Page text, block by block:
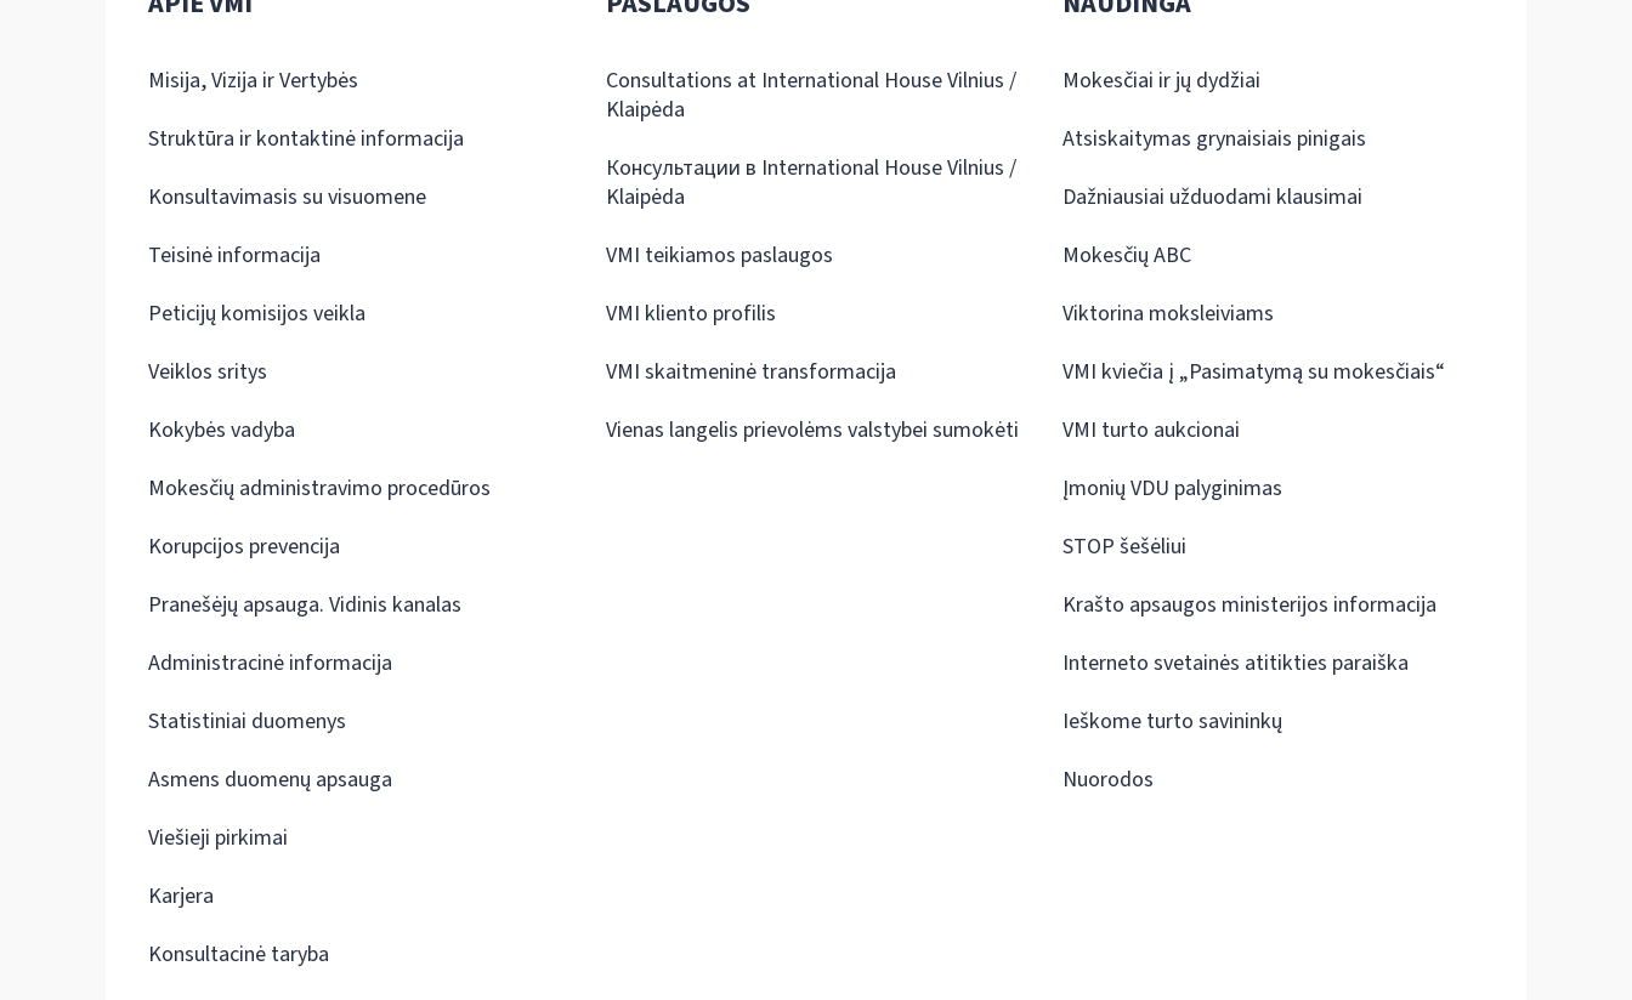
Misija, Vizija ir Vertybės
Struktūra ir kontaktinė informacija
Konsultavimasis su visuomene
Teisinė informacija
Peticijų komisijos veikla
Veiklos sritys
Kokybės vadyba
Mokesčių administravimo procedūros
Korupcijos prevencija
Pranešėjų apsauga. Vidinis kanalas
Administracinė informacija
Statistiniai duomenys
Asmens duomenų apsauga
Viešieji pirkimai
Karjera
Konsultacinė taryba
Consultations at International House Vilnius /
Klaipėda
Консультации в International House Vilnius /
Klaipėda
VMI teikiamos paslaugos
VMI kliento profilis
VMI skaitmeninė transformacija
Vienas langelis prievolėms valstybei sumokėti
Mokesčiai ir jų dydžiai
Atsiskaitymas grynaisiais pinigais
Dažniausiai užduodami klausimai
Mokesčių ABC
Viktorina moksleiviams
VMI kviečia į „Pasimatymą su mokesčiais“
VMI turto aukcionai
Įmonių VDU palyginimas
STOP šešėliui
Krašto apsaugos ministerijos informacija
Interneto svetainės atitikties paraiška
Ieškome turto savininkų
Nuorodos